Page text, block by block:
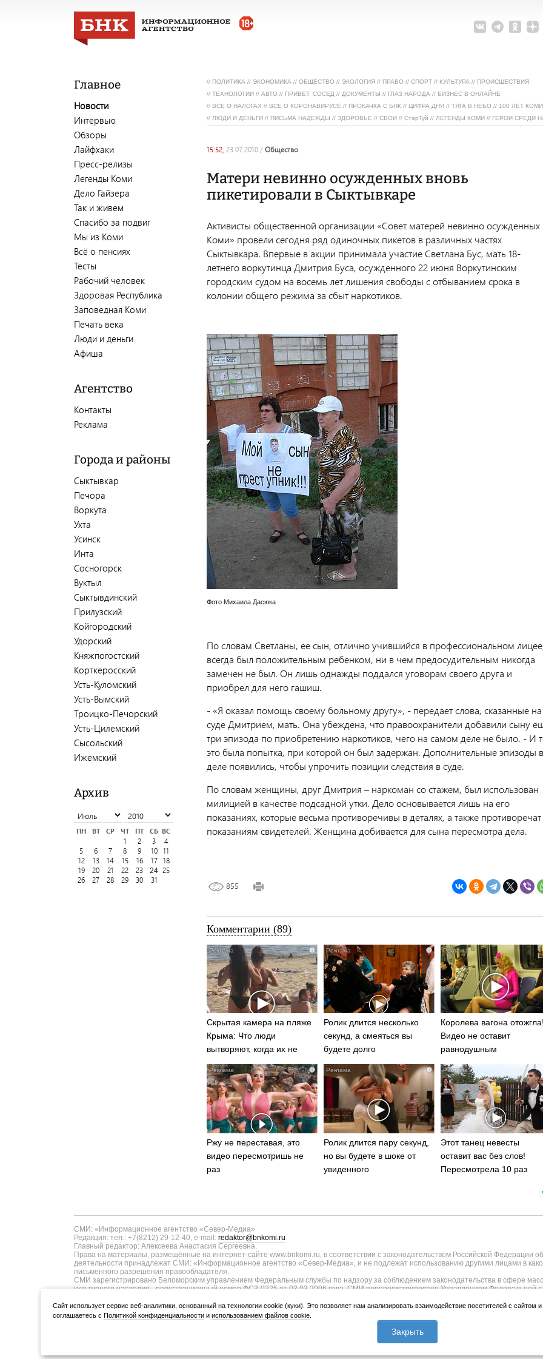
Главное
Новости
Интервью
Обзоры
Лайфхаки
Пресс-релизы
Легенды Коми
Дело Гайзера
Так и живем
Спасибо за подвиг
Мы из Коми
Всё о пенсиях
Тесты
Рабочий человек
Здоровая Республика
Заповедная Коми
Печать века
Люди и деньги
Афиша
Агентство
Контакты
Реклама
Города и районы
Сыктывкар
Печора
Воркута
Ухта
Усинск
Инта
Сосногорск
Вуктыл
Сыктывдинский
Прилузский
Койгородский
Удорский
Княжпогостский
Корткеросский
Усть-Куломский
Усть-Вымский
Троицко-Печорский
Усть-Цилемский
Сысольский
Ижемский
Архив
ПН ВТ СР ЧТ ПТ СБ ВС
1
2 3
4
5
6 7 8 9 10
11
12
13 14 15 16 17
18
19
20 21 22 23 24 25
26
27 28 29 30 31
// ПОЛИТИКА // ЭКОНОМИКА // ОБЩЕСТВО // ЭКОЛОГИЯ // ПРАВО // СПОРТ // КУЛЬТУРА // ПРОИСШЕСТВИЯ
// ТЕХНОЛОГИИ // АВТО // ПРИВЕТ, СОСЕД // ДОКУМЕНТЫ // ГЛАЗ НАРОДА // БИЗНЕС В ОНЛАЙНЕ
// ВСЕ О НАЛОГАХ // ВСЕ О КОРОНАВИРУСЕ // ПРОКАЧКА С БНК // ЦИФРА ДНЯ // ТЯГА В НЕБО // 100 ЛЕТ КОМИ
// ЛЮДИ И ДЕНЬГИ // ПИСЬМА НАДЕЖДЫ // ЗДОРОВЬЕ // СВОИ // СтарТуй // ЛЕГЕНДЫ КОМИ // ГЕРОИ СРЕДИ
15:52, 23.07.2010 / общество
Матери невинно осужденных вновь
пикетировали в Сыктывкаре
Активисты общественной организации «Совет матерей невинно осужденных
Коми» провели сегодня ряд одиночных пикетов в различных частях
Сыктывкара. Впервые в акции принимала участие Светлана Бус, мать 18-
летнего воркутинца Дмитрия Буса, осужденного 22 июня Воркутинским
городским судом на восемь лет лишения свободы с отбыванием срока в
колонии общего режима за сбыт наркотиков.
Фото Михаила Дасюка
По словам Светланы, ее сын, отлично учившийся в профессиональном
всегда был положительным ребенком, ни в чем предосудительным никогда
замечен не был. Он лишь однажды поддался уговорам своего друга и
приобрел для него гашиш.
- «Я оказал помощь своему больному другу», - передает слова, сказанные на
суде Дмитрием, мать. Она убеждена, что правоохранители добавили сыну
три эпизода по приобретению наркотиков, чего на самом деле не было. - И
это была попытка, при которой он был задержан. Дополнительные эпизоды в
деле появились, чтобы упрочить позиции следствия в суде.
По словам женщины, друг Дмитрия – наркоман со стажем, был использован
милицией в качестве подсадной утки. Дело основывается лишь на его
показаниях, которые весьма противоречивы в деталях, а также противоречат
показаниям свидетелей. Женщина добивается для сына пересмотра дела.
855
Комментарии (89)
i
Скрытая камера на пляже
Крыма: Что люди
вытворяют, когда их не
видят...
i
Ролик длится несколько
секунд, а смеяться вы
будете долго
Королева вагона отожгла!
Видео не оставит
равнодушным
i
Ржу не переставая, это
видео пересмотришь не
раз
i
Ролик длится пару секунд,
но вы будете в шоке от
увиденного
Этот танец невесты
оставит вас без слов!
Пересмотрела 10 раз
СМИ: «Информационное агентство «Север-Медиа»
Редакция: тел.: +7(8212) 29-12-40, e-mail: redaktor@bnkomi.ru
Главный редактор: Алексеева Анастасия Сергеевна.
Права на материалы, размещённые на интернет-сайте www.bnkomi.ru, в соответствии с законодательством Российской Федерации
деятельности принадлежат СМИ: «Информационное агентство «Север-Медиа», и не подлежат использованию другими лицами в
письменного разрешения правообладателя.
СМИ зарегистрировано Беломорским управлением Федеральным службы по надзору за соблюдением законодательства в сфере
культурного наследия - регистрационный номер ФС3-0225 от 03.03.2006 года. СМИ перерегистрировано Управлением Федеральной
ТУ11-00371 от 01.06.2017 года. В запись о регистрации СМИ внесены изменения Федеральной службы по надзору в сфере связи,
коммуникаций в связи с изменением территории распространения, уточнением тематики - регистрационный номер ИА № ФС77-75817
Учредитель (соучредители): Администрация Главы Республики Коми и Правительства Республики Коми (167010, Республика Коми,
ООО «Информационное агентство «Север-Медиа» (167000, Коми Республика, г.Сыктывкар, ул. Куратова, д.73/4).
Cайт использует сервис веб-аналитики, основанный на технологии cookie (куки). Это позволяет нам анализировать взаимодействие посетителей с
соглашаетесь сПолитикой конфиденциальности ииспользованием файлов cookie
Закрыть